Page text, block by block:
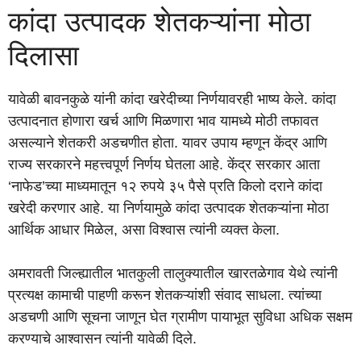
कांदा उत्पादक शेतकऱ्यांना मोठा
दिलासा
यावेळी बावनकुळे यांनी कांदा खरेदीच्या निर्णयावरही भाष्य केले. कांदा
उत्पादनात होणारा खर्च आणि मिळणारा भाव यामध्ये मोठी तफावत
असल्याने शेतकरी अडचणीत होता. यावर उपाय म्हणून केंद्र आणि
राज्य सरकारने महत्त्वपूर्ण निर्णय घेतला आहे. केंद्र सरकार आता
‘नाफेड’च्या माध्यमातून १२ रुपये ३५ पैसे प्रति किलो दराने कांदा
खरेदी करणार आहे. या निर्णयामुळे कांदा उत्पादक शेतकऱ्यांना मोठा
आर्थिक आधार मिळेल, असा विश्वास त्यांनी व्यक्त केला.
अमरावती जिल्ह्यातील भातकुली तालुक्यातील खारतळेगाव येथे त्यांनी
प्रत्यक्ष कामाची पाहणी करून शेतकऱ्यांशी संवाद साधला. त्यांच्या
अडचणी आणि सूचना जाणून घेत ग्रामीण पायाभूत सुविधा अधिक सक्षम
करण्याचे आश्वासन त्यांनी यावेळी दिले.